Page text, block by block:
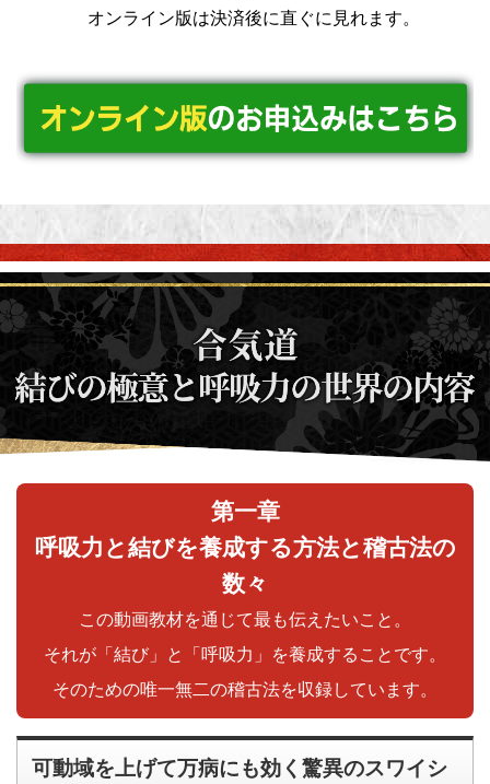
オンライン版は決済後に直ぐに見れます。
第一章
呼吸力と結びを養成する方法と稽古法の
数々
この動画教材を通じて最も伝えたいこと。
それが「結び」と「呼吸力」を養成することです。
そのための唯一無二の稽古法を収録しています。
可動域を上げて万病にも効く驚異のスワイシ